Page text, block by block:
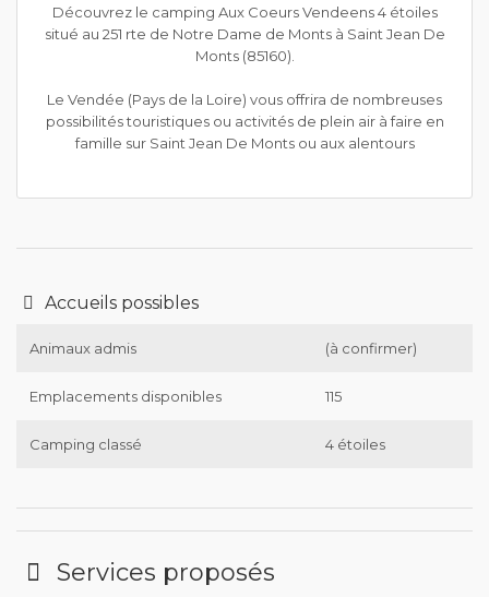
Découvrez le camping Aux Coeurs Vendeens 4 étoiles
situé au 251 rte de Notre Dame de Monts à Saint Jean De
Monts (85160).
Le Vendée (Pays de la Loire) vous offrira de nombreuses
possibilités touristiques ou activités de plein air à faire en
famille sur Saint Jean De Monts ou aux alentours
Accueils possibles
Animaux admis (à confirmer)
Emplacements disponibles 115
Camping classé 4 étoiles
Services proposés